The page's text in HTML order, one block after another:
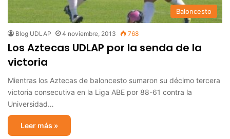
Baloncesto
Blog UDLAP 4 noviembre, 2013 768
Los Aztecas UDLAP por la senda de la
victoria
Mientras los Aztecas de baloncesto sumaron su décimo tercera
victoria consecutiva en la Liga ABE por 88-61 contra la
Universidad…
Leer más »